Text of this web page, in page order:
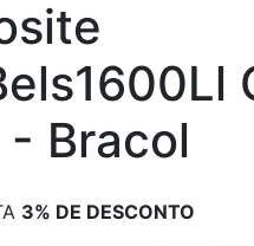
Bracol
3% DE DESCONTO